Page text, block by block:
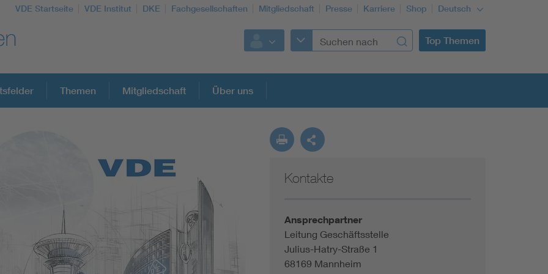
VDE Startseite VDE Institut DKE Fachgesellschaften Mitgliedschaft Presse Karriere Shop Deutsch
Top Themen
Electromobility
Energy efficiency
Building Services Engineering
Information and communications technology ICT
Education + profession
Themen Mitgliedschaft Über uns
Kontakte
Ansprechpartner
Leitung Geschäftsstelle
Julius-Hatry-Straße 1
68169 Mannheim